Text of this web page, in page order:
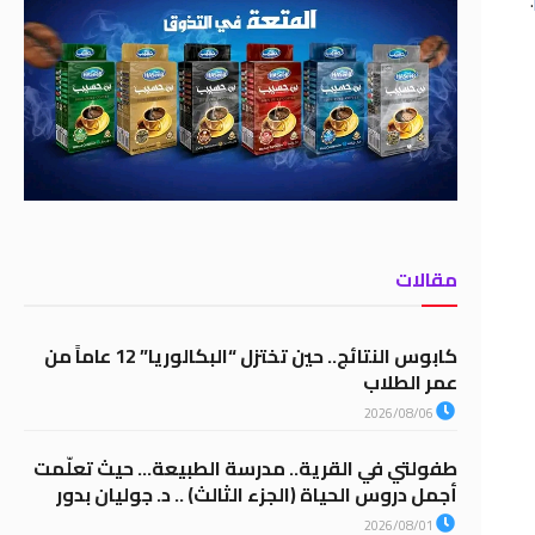
مقالات
كابوس النتائج.. حين تختزل “البكالوريا” 12 عاماً من
عمر الطلاب
2026/08/06
طفولتي في القرية.. مدرسة الطبيعة… حيث تعلّمت
أجمل دروس الحياة (الجزء الثالث) .. د. جوليان بدور
2026/08/01